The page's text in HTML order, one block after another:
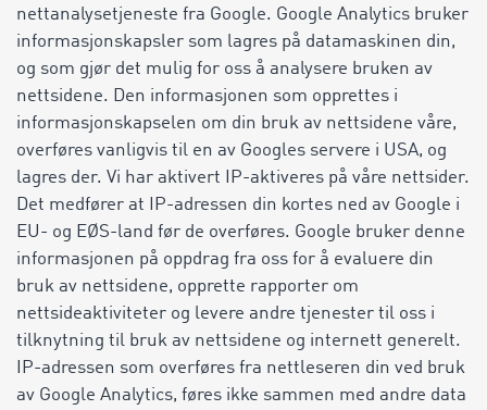
nettanalysetjeneste fra Google. Google Analytics bruker
informasjonskapsler som lagres på datamaskinen din,
og som gjør det mulig for oss å analysere bruken av
nettsidene. Den informasjonen som opprettes i
informasjonskapselen om din bruk av nettsidene våre,
overføres vanligvis til en av Googles servere i USA, og
lagres der. Vi har aktivert IP-aktiveres på våre nettsider.
Det medfører at IP-adressen din kortes ned av Google i
EU- og EØS-land før de overføres. Google bruker denne
informasjonen på oppdrag fra oss for å evaluere din
bruk av nettsidene, opprette rapporter om
nettsideaktiviteter og levere andre tjenester til oss i
tilknytning til bruk av nettsidene og internett generelt.
IP-adressen som overføres fra nettleseren din ved bruk
av Google Analytics, føres ikke sammen med andre data